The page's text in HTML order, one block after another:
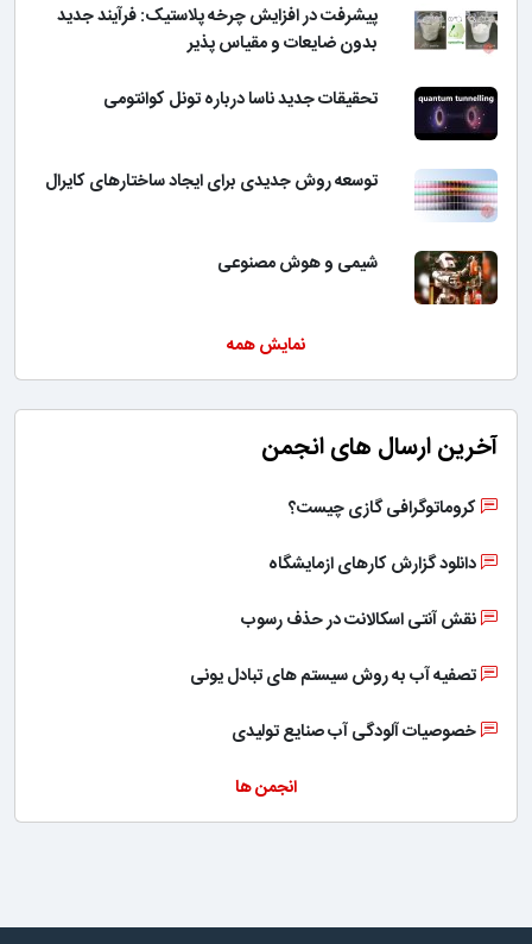
پیشرفت در افزایش چرخه پلاستیک: فرآیند جدید
بدون ضایعات و مقیاس پذیر
تحقیقات جدید ناسا درباره تونل کوانتومی
توسعه روش جدیدی برای ایجاد ساختارهای کایرال
شیمی و هوش مصنوعی
نمایش همه
آخرین ارسال های انجمن
کروماتوگرافی گازی چیست؟
دانلود گزارش کارهای ازمایشگاه
نقش آنتی اسکالانت در حذف رسوب
تصفیه آب به روش سیستم های تبادل یونی
خصوصیات آلودگی آب صنایع تولیدی
انجمن ها